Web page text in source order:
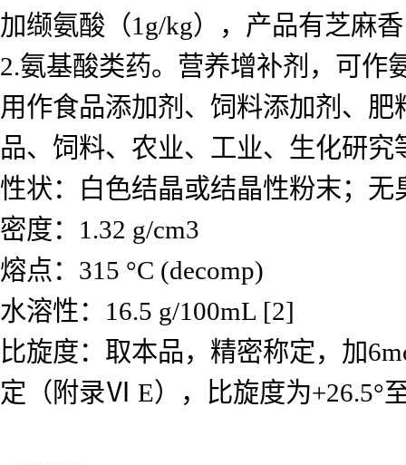
加缬氨酸（1g/kg），产品有芝麻
2.氨基酸类药。营养增补剂，可
用作食品添加剂、饲料添加剂、
品、饲料、农业、工业、生化研究
性状：白色结晶或结晶性粉末；无
密度：1.32 g/cm3
熔点：315 °C (decomp)
水溶性：16.5 g/100mL [2]
比旋度：取本品，精密称定，加
定（附录Ⅵ E），比旋度为+26.5°